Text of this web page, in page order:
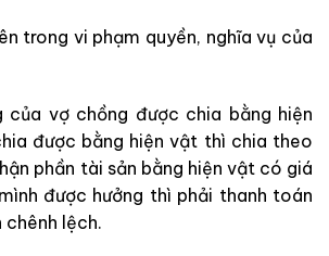
trong vi phạm quyền, nghĩa vụ của
của vợ chồng được chia bằng hiện
được bằng hiện vật thì chia theo
phần tài sản bằng hiện vật có giá
được hưởng thì phải thanh toán
chênh lệch.